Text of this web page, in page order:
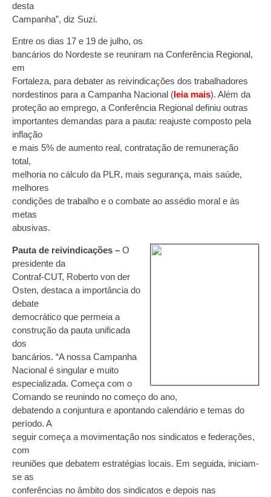
desta
Campanha”, diz Suzi.
Entre os dias 17 e 19 de julho, os
bancários do Nordeste se reuniram na Conferência Regional,
em
Fortaleza, para debater as reivindicações dos trabalhadores
nordestinos para a Campanha Nacional (leia mais). Além da
proteção ao emprego, a Conferência Regional definiu outras
importantes demandas para a pauta: reajuste composto pela
inflação
e mais 5% de aumento real, contratação de remuneração
total,
melhoria no cálculo da PLR, mais segurança, mais saúde,
melhores
condições de trabalho e o combate ao assédio moral e às
metas
abusivas.
Pauta de reivindicações – O
presidente da
Contraf-CUT, Roberto von der
Osten, destaca a importância do
debate
democrático que permeia a
construção da pauta unificada
dos
bancários. “A nossa Campanha
Nacional é singular e muito
especializada. Começa com o
Comando se reunindo no começo do ano,
debatendo a conjuntura e apontando calendário e temas do
período. A
seguir começa a movimentação nos sindicatos e federações,
com
reuniões que debatem estratégias locais. Em seguida, iniciam-
se as
conferências no âmbito dos sindicatos e depois nas